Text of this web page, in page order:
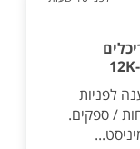
לפניות
/ ספקים.